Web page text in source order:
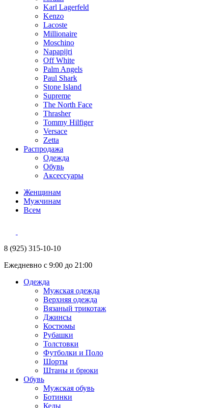
Karl Lagerfeld
Kenzo
Lacoste
Millionaire
Moschino
Napapijri
Off White
Palm Angels
Paul Shark
Stone Island
Supreme
The North Face
Thrasher
Tommy Hilfiger
Versace
Zetta
Распродажа
Одежда
Обувь
Аксессуары
Женщинам
Мужчинам
Всем
8 (925) 315-10-10
Ежедневно с 9:00 до 21:00
Одежда
Мужская одежда
Верхняя одежда
Вязаный трикотаж
Джинсы
Костюмы
Рубашки
Толстовки
Футболки и Поло
Шорты
Штаны и брюки
Обувь
Мужская обувь
Ботинки
Кеды